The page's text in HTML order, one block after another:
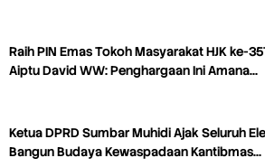
Raih PIN Emas Tokoh Masyarakat HJK ke-
Aiptu David WW: Penghargaan Ini Amana…
Ketua DPRD Sumbar Muhidi Ajak Seluruh
Bangun Budaya Kewaspadaan Kantibmas…